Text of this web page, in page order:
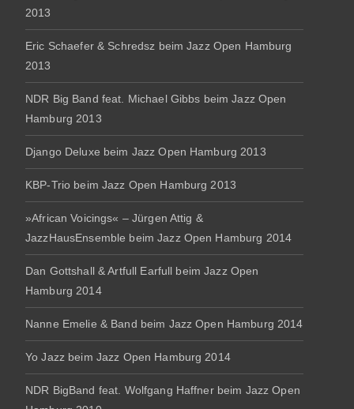
2013
Eric Schaefer & Schredsz beim Jazz Open Hamburg
2013
NDR Big Band feat. Michael Gibbs beim Jazz Open
Hamburg 2013
Django Deluxe beim Jazz Open Hamburg 2013
KBP-Trio beim Jazz Open Hamburg 2013
»African Voicings« – Jürgen Attig &
JazzHausEnsemble beim Jazz Open Hamburg 2014
Dan Gottshall & Artfull Earfull beim Jazz Open
Hamburg 2014
Nanne Emelie & Band beim Jazz Open Hamburg 2014
Yo Jazz beim Jazz Open Hamburg 2014
NDR BigBand feat. Wolfgang Haffner beim Jazz Open